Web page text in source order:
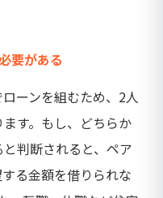
要がある
ーンを組むため、2人
す。もし、どちらか
判断されると、ペア
る金額を借りられな